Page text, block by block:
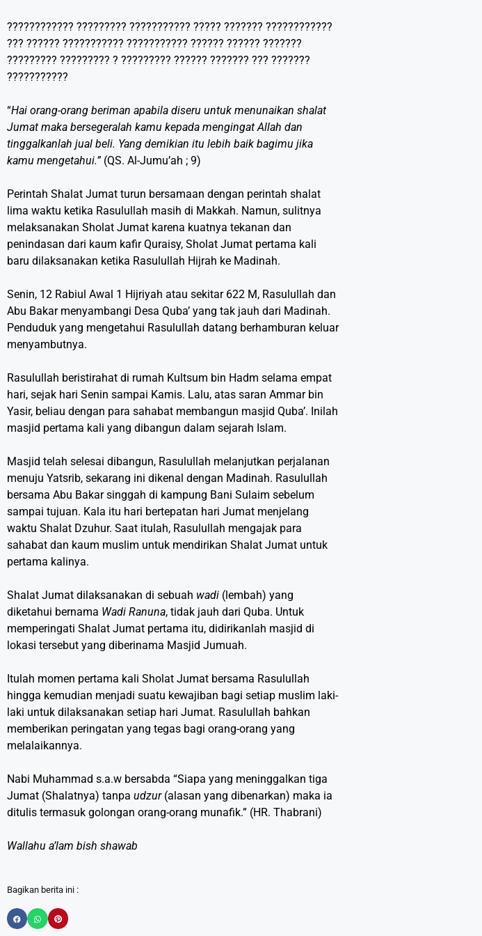
???????????? ????????? ??????????? ????? ??????? ????????????
??? ?????? ??????????? ??????????? ?????? ?????? ???????
????????? ????????? ? ????????? ?????? ??????? ??? ???????
???????????
“Hai orang-orang beriman apabila diseru untuk menunaikan shalat
Jumat maka bersegeralah kamu kepada mengingat Allah dan
tinggalkanlah jual beli. Yang demikian itu lebih baik bagimu jika
kamu mengetahui.” (QS. Al-Jumu’ah ; 9)
Perintah Shalat Jumat turun bersamaan dengan perintah shalat
lima waktu ketika Rasulullah masih di Makkah. Namun, sulitnya
melaksanakan Sholat Jumat karena kuatnya tekanan dan
penindasan dari kaum kafir Quraisy, Sholat Jumat pertama kali
baru dilaksanakan ketika Rasulullah Hijrah ke Madinah.
Senin, 12 Rabiul Awal 1 Hijriyah atau sekitar 622 M, Rasulullah dan
Abu Bakar menyambangi Desa Quba’ yang tak jauh dari Madinah.
Penduduk yang mengetahui Rasulullah datang berhamburan keluar
menyambutnya.
Rasulullah beristirahat di rumah Kultsum bin Hadm selama empat
hari, sejak hari Senin sampai Kamis. Lalu, atas saran Ammar bin
Yasir, beliau dengan para sahabat membangun masjid Quba’. Inilah
masjid pertama kali yang dibangun dalam sejarah Islam.
Masjid telah selesai dibangun, Rasulullah melanjutkan perjalanan
menuju Yatsrib, sekarang ini dikenal dengan Madinah. Rasulullah
bersama Abu Bakar singgah di kampung Bani Sulaim sebelum
sampai tujuan. Kala itu hari bertepatan hari Jumat menjelang
waktu Shalat Dzuhur. Saat itulah, Rasulullah mengajak para
sahabat dan kaum muslim untuk mendirikan Shalat Jumat untuk
pertama kalinya.
Shalat Jumat dilaksanakan di sebuah wadi (lembah) yang
diketahui bernama Wadi Ranuna, tidak jauh dari Quba. Untuk
memperingati Shalat Jumat pertama itu, didirikanlah masjid di
lokasi tersebut yang diberinama Masjid Jumuah.
Itulah momen pertama kali Sholat Jumat bersama Rasulullah
hingga kemudian menjadi suatu kewajiban bagi setiap muslim laki-
laki untuk dilaksanakan setiap hari Jumat. Rasulullah bahkan
memberikan peringatan yang tegas bagi orang-orang yang
melalaikannya.
Nabi Muhammad s.a.w bersabda “Siapa yang meninggalkan tiga
Jumat (Shalatnya) tanpa udzur(alasan yang dibenarkan) maka ia
ditulis termasuk golongan orang-orang munafik.” (HR. Thabrani)
Wallahu a’lam bish shawab
Bagikan berita ini :